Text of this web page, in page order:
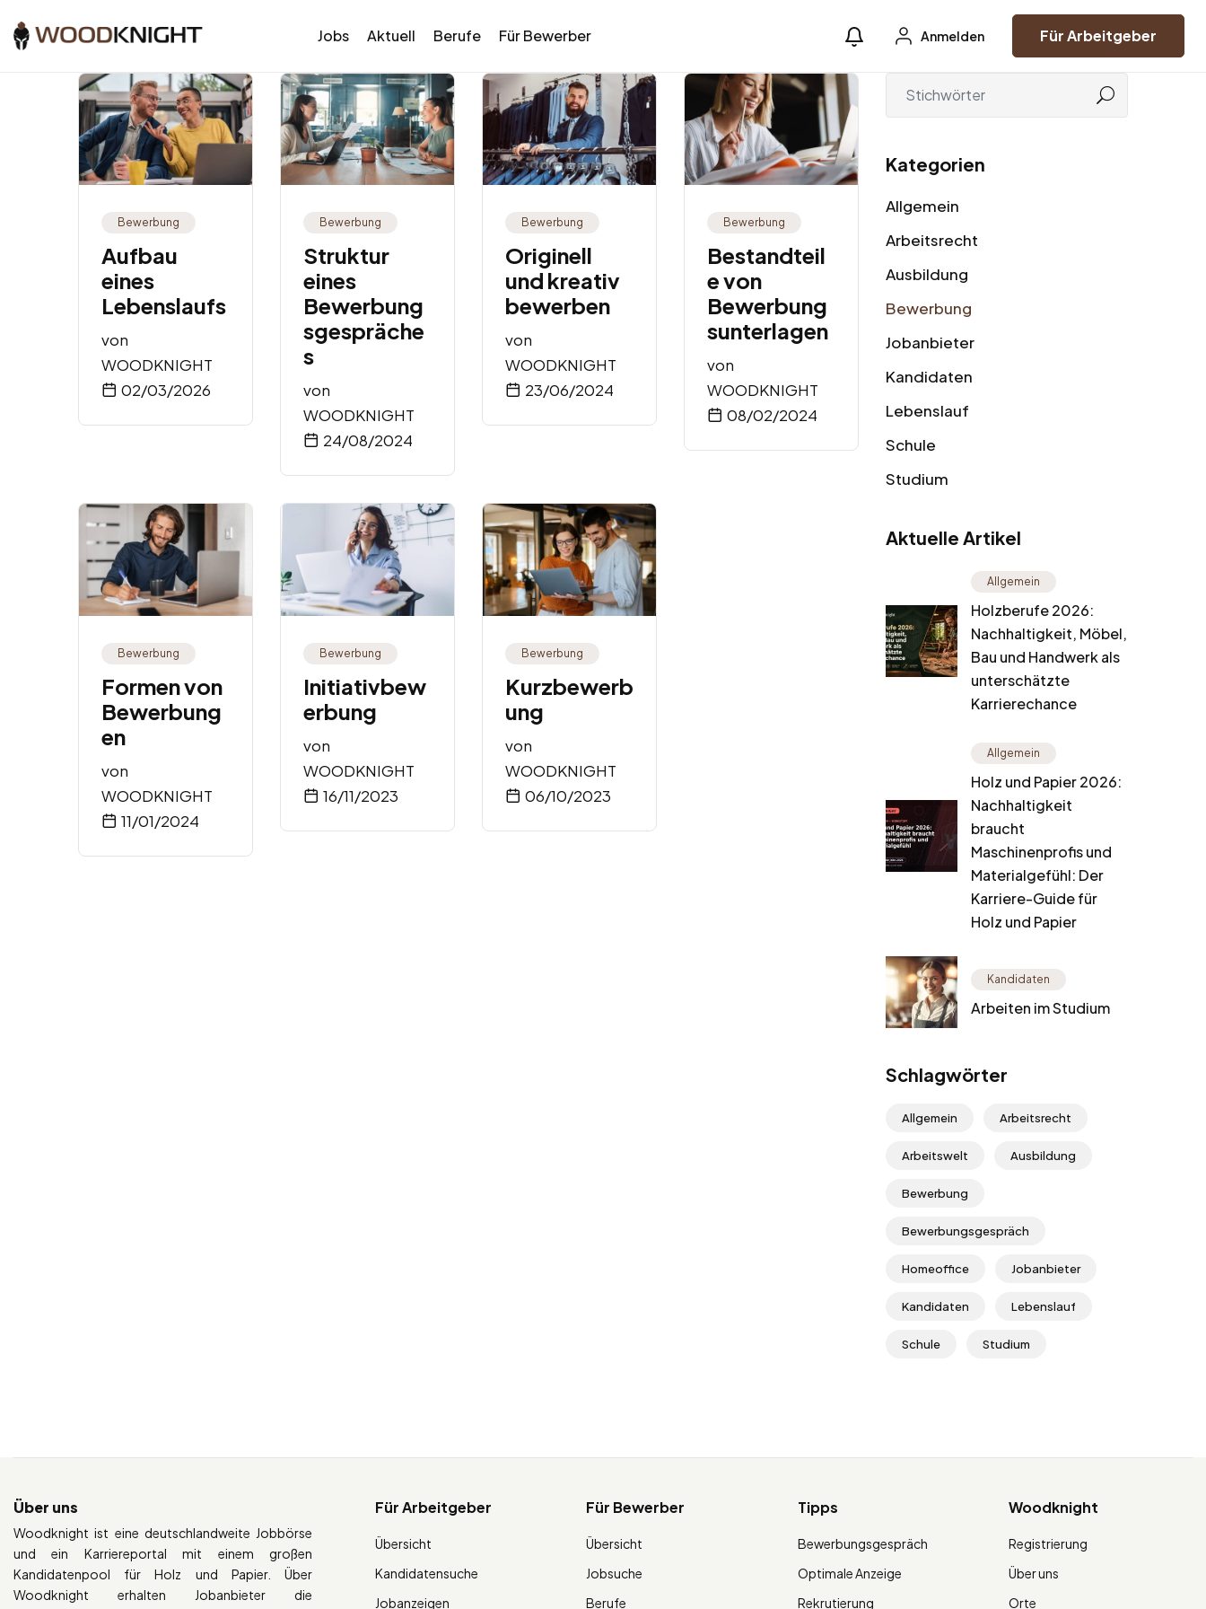
Jobs Aktuell Berufe Für Bewerber Anmelden Für Arbeitgeber
Bewerbung
Aufbau
eines
Lebenslaufs
von
WOODKNIGHT
02/03/2026
Bewerbung
Struktur
eines
Bewerbung
sgespräche
s
von
WOODKNIGHT
24/08/2024
Bewerbung
Originell
und kreativ
bewerben
von
WOODKNIGHT
23/06/2024
Bewerbung
Bestandteil
e von
Bewerbung
sunterlagen
von
WOODKNIGHT
08/02/2024
Bewerbung
Formen von
Bewerbung
en
von
WOODKNIGHT
11/01/2024
Bewerbung
Initiativbew
erbung
von
WOODKNIGHT
16/11/2023
Bewerbung
Kurzbewerb
ung
von
WOODKNIGHT
06/10/2023
Kategorien
Allgemein
Arbeitsrecht
Ausbildung
Bewerbung
Jobanbieter
Kandidaten
Lebenslauf
Schule
Studium
Aktuelle Artikel
Allgemein
Holzberufe 2026:
Nachhaltigkeit, Möbel,
Bau und Handwerk als
unterschätzte
Karrierechance
Allgemein
Holz und Papier 2026:
Nachhaltigkeit
braucht
Maschinenprofis und
Materialgefühl: Der
Karriere-Guide für
Holz und Papier
Kandidaten
Arbeiten im Studium
Schlagwörter
Allgemein Arbeitsrecht
Arbeitswelt Ausbildung
Bewerbung
Bewerbungsgespräch
Homeoffice Jobanbieter
Kandidaten Lebenslauf
Schule Studium
Über uns
Woodknight ist eine deutschlandweite Jobbörse
und ein Karriereportal mit einem großen
Kandidatenpool für Holz und Papier. Über
Woodknight erhalten Jobanbieter die
Für Arbeitgeber
Übersicht
Kandidatensuche
Jobanzeigen
Für Bewerber
Übersicht
Jobsuche
Berufe
Tipps
Bewerbungsgespräch
Optimale Anzeige
Rekrutierung
Woodknight
Registrierung
Über uns
Orte